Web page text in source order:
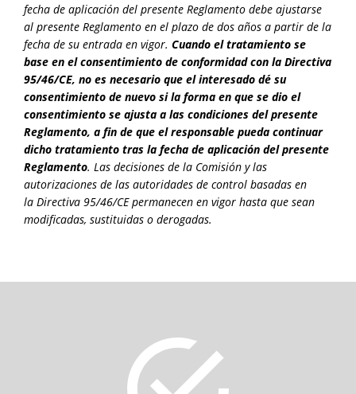
fecha de aplicación del presente Reglamento debe ajustarse
al presente Reglamento en el plazo de dos años a partir de la
fecha de su entrada en vigor. Cuando el tratamiento se
base en el consentimiento de conformidad con la Directiva
95/46/CE, no es necesario que el interesado dé su
consentimiento de nuevo si la forma en que se dio el
consentimiento se ajusta a las condiciones del presente
Reglamento, a fin de que el responsable pueda continuar
dicho tratamiento tras la fecha de aplicación del presente
Reglamento. Las decisiones de la Comisión y las
autorizaciones de las autoridades de control basadas en
la Directiva 95/46/CE permanecen en vigor hasta que sean
modificadas, sustituidas o derogadas.